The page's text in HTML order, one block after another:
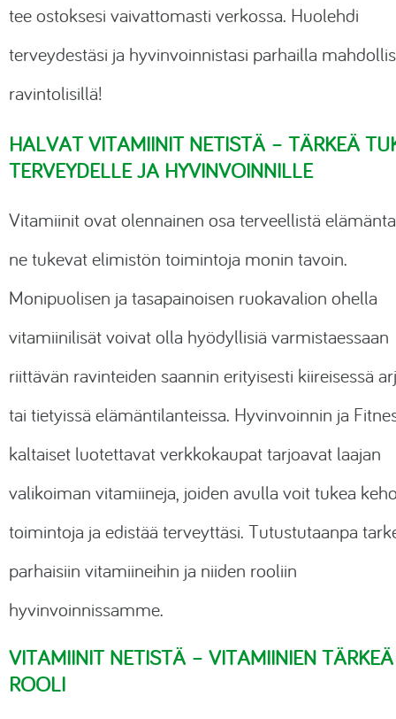
tee ostoksesi vaivattomasti verkossa. Huolehdi
terveydestäsi ja hyvinvoinnistasi parhailla
ravintolisillä!
HALVAT VITAMIINIT NETISTÄ – TÄRKEÄ
TERVEYDELLE JA HYVINVOINNILLE
Vitamiinit ovat olennainen osa terveellistä
ne tukevat elimistön toimintoja monin tavoin.
Monipuolisen ja tasapainoisen ruokavalion ohella
vitamiinilisät voivat olla hyödyllisiä varmistaessaan
riittävän ravinteiden saannin erityisesti kiireisessä
tai tietyissä elämäntilanteissa. Hyvinvoinnin ja
kaltaiset luotettavat verkkokaupat tarjoavat laajan
valikoiman vitamiineja, joiden avulla voit tukea
toimintoja ja edistää terveyttäsi. Tutustutaanpa
parhaisiin vitamiineihin ja niiden rooliin
hyvinvoinnissamme.
VITAMIINIT NETISTÄ – VITAMIINIEN TÄRKEÄ
ROOLI